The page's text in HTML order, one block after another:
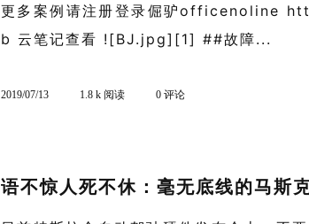
更多案例请注册登录倔驴officenoline
b 云笔记查看 ![BJ.jpg][1] ##故障...
2019/07/13 1.8 k 阅读 0 评论
语不惊人死不休：毫无底线的马斯